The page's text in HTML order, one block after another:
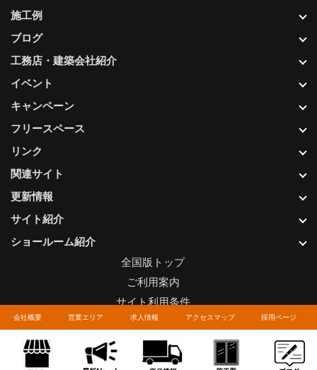
会社概要 営業エリア 求人情報 アクセスマップ 採用ページ
更新情報
サイト紹介
ショールーム紹介
施工例
ブログ
工務店・建築会社紹介
イベント
キャンペーン
フリースペース
リンク
関連サイト
全国版トップ
ご利用案内
サイト利用条件
プライバシーポリシー
関連リンク
お問い合わせについて